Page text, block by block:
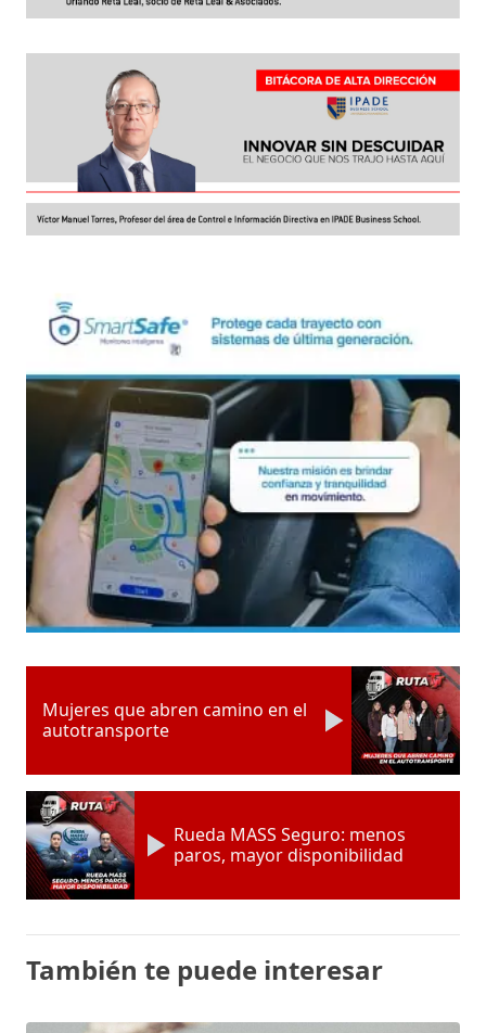
Mujeres que abren camino en el
autotransporte
Rueda MASS Seguro: menos
paros, mayor disponibilidad
También te puede interesar